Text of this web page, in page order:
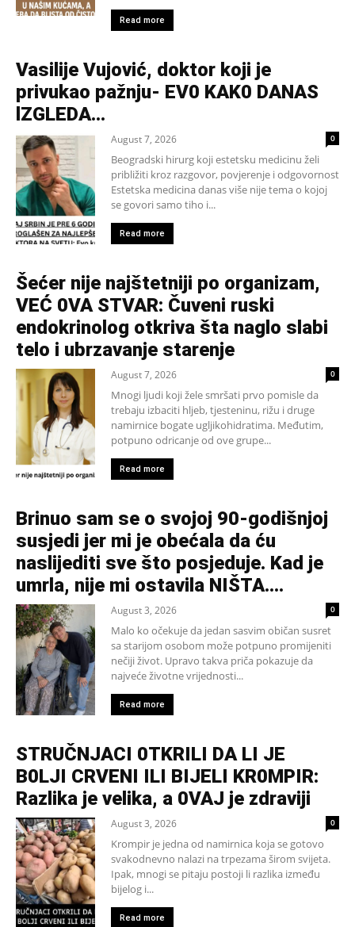
Read more
Vasilije Vujović, doktor koji je
privukao pažnju- EV0 KAK0 DANAS
lZGLEDA…
August 7, 2026 0
Beogradski hirurg koji estetsku medicinu želi
približiti kroz razgovor, povjerenje i odgovornost
Estetska medicina danas više nije tema o kojoj
se govori samo tiho i...
Read more
Šećer nije najštetniji po organizam,
VEĆ 0VA STVAR: Čuveni ruski
endokrinolog otkriva šta naglo slabi
telo i ubrzavanje starenje
August 7, 2026 0
Mnogi ljudi koji žele smršati prvo pomisle da
trebaju izbaciti hljeb, tjesteninu, rižu i druge
namirnice bogate ugljikohidratima. Međutim,
potpuno odricanje od ove grupe...
Read more
Brinuo sam se o svojoj 90-godišnjoj
susjedi jer mi je obećala da ću
naslijediti sve što posjeduje. Kad je
umrla, nije mi ostavila NIŠTA....
August 3, 2026 0
Malo ko očekuje da jedan sasvim običan susret
sa starijom osobom može potpuno promijeniti
nečiji život. Upravo takva priča pokazuje da
najveće životne vrijednosti...
Read more
STRUČNJACI 0TKRILI DA LI JE
B0LJI CRVENI ILI BIJELI KR0MPIR:
Razlika je velika, a 0VAJ je zdraviji
August 3, 2026 0
Krompir je jedna od namirnica koja se gotovo
svakodnevno nalazi na trpezama širom svijeta.
Ipak, mnogi se pitaju postoji li razlika između
bijelog i...
Read more